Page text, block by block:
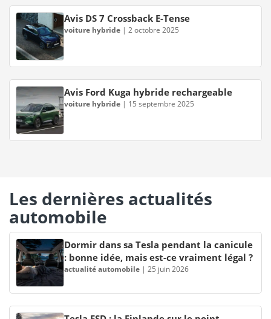
Avis DS 7 Crossback E-Tense
voiture hybride | 2 octobre 2025
Avis Ford Kuga hybride rechargeable
voiture hybride | 15 septembre 2025
Les dernières actualités
automobile
Dormir dans sa Tesla pendant la canicule
: bonne idée, mais est-ce vraiment légal ?
actualité automobile | 25 juin 2026